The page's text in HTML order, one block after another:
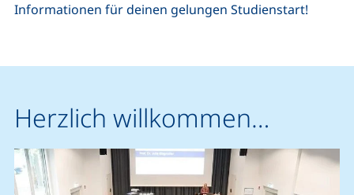
Informationen für deinen gelungen Studienstart!
Herzlich willkommen…